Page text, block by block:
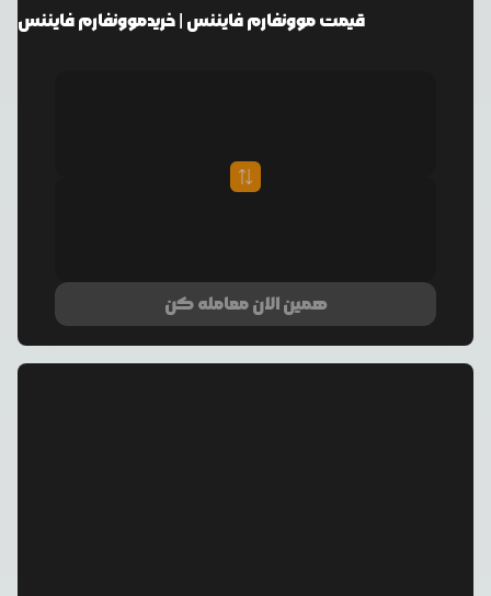
قیمتموونفارم فایننس | خریدموونفارم فایننس
همین الان معامله کن